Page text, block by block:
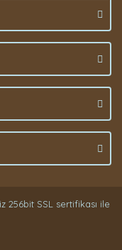
256bit SSL sertifikası ile